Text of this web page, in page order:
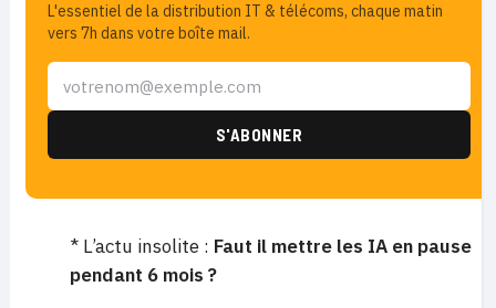
L'essentiel de la distribution IT & télécoms, chaque matin
vers 7h dans votre boîte mail.
* L’actu insolite : Faut il mettre les IA en pause
pendant 6 mois ?